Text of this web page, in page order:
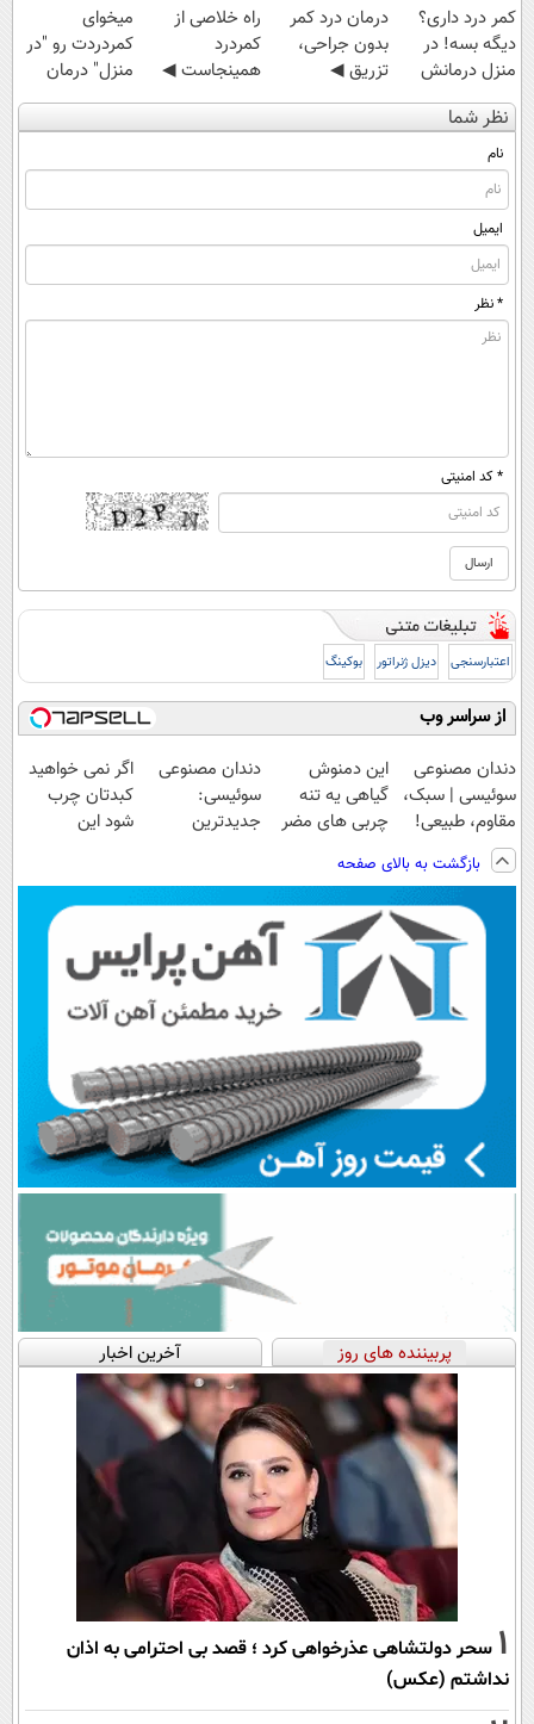
کمر درد داری؟
دیگه بسه! در
منزل درمانش
کن
(◀پرسش‌نامه)
درمان درد کمر
بدون جراحی،
تزریق ◀
پرسش‌نامه رو پر
‌راه خلاصی از
کمردرد
همینجاست ◀
فقط کافیه فرم
میخوای
کمردردت رو "در
منزل" درمان
کنی؟ (◂فیلم +
نظر شما
نام
ایمیل
* نظر
* کد امنیتی
اعتبارسنجی دیزل ژنراتور بوکینگ
از سراسر وب
دندان مصنوعی
سوئیسی | سبک،
مقاوم، طبیعی!
ویزیت
رایگان+پرداخت
اقساطی😍
این دمنوش
گیاهی یه تنه
چربی های مضر
میکنه55%تخفیف
دندان مصنوعی
سوئیسی:
جدیدترین
پرداخت قسطی
اگر نمی خواهید
کبدتان چرب
شود این
بازگشت به بالای صفحه
پربیننده های روز آخرین اخبار
1 سحر دولتشاهی عذرخواهی کرد ؛ قصد بی احترامی به اذان
نداشتم (عکس)